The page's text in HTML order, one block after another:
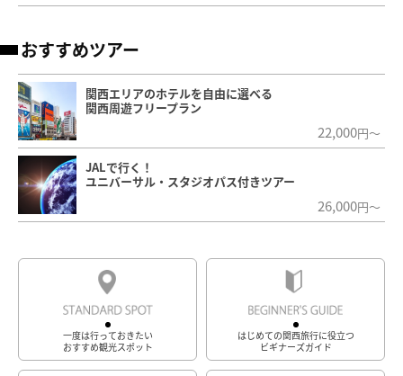
おすすめツアー
関西エリアのホテルを自由に選べる
関西周遊フリープラン
22,000円～
JALで行く！
ユニバーサル・スタジオパス付きツアー
26,000円～
一度は行っておきたい
おすすめ観光スポット
はじめての関西旅行に役立つ
ビギナーズガイド